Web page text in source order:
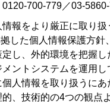
0120-700-779／03-
情報をより厳正に取り扱
した個人情報保護方針
し、外的環境を把握し
ントシステムを運用し
人情報を取り扱うにあ
的、技術的の4つの観点